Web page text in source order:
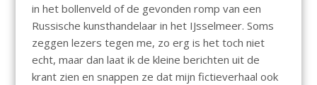
in het bollenveld of de gevonden romp van een
Russische kunsthandelaar in het IJsselmeer. Soms
zeggen lezers tegen me, zo erg is het toch niet
echt, maar dan laat ik de kleine berichten uit de
krant zien en snappen ze dat mijn fictieverhaal ook